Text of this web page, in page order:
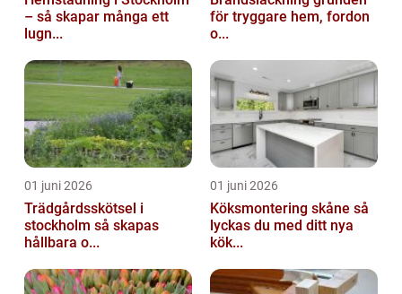
– så skapar många ett
lugn...
för tryggare hem, fordon
o...
01 juni 2026
Trädgårdsskötsel i
stockholm så skapas
hållbara o...
01 juni 2026
Köksmontering skåne så
lyckas du med ditt nya
kök...